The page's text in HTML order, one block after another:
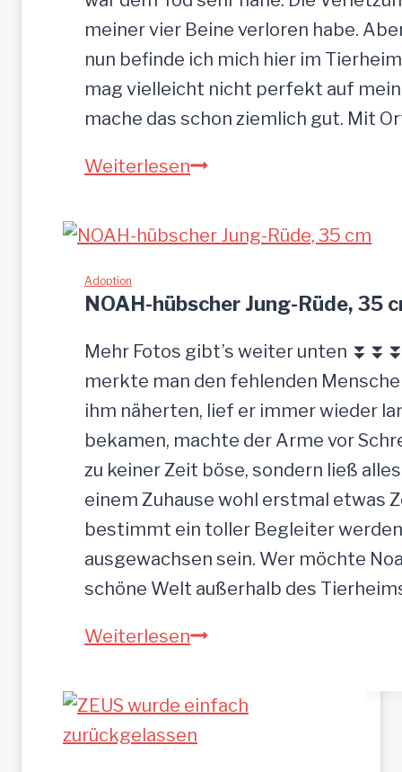
meiner vier Beine verloren habe.
nun befinde ich mich hier im
mag vielleicht nicht perfekt auf
mache das schon ziemlich gut. Mit
WeiterlesenSandu
Gnadenbrotplatz
Adoption
NOAH-hübscher Jung-Rüde, 35
Mehr Fotos gibt’s weiter unten
merkte man den fehlenden
ihm näherten, lief er immer wieder
bekamen, machte der Arme vor
zu keiner Zeit böse, sondern ließ
einem Zuhause wohl erstmal etwas
bestimmt ein toller Begleiter
ausgewachsen sein. Wer möchte
schöne Welt außerhalb des
WeiterlesenNOAH-
Jung-